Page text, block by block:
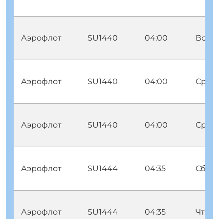
Аэрофлот SU1440 04:00 Вск
Аэрофлот SU1440 04:00 Срд
Аэрофлот SU1440 04:00 Срд
Аэрофлот SU1444 04:35 Сбт
Аэрофлот SU1444 04:35 Чтв